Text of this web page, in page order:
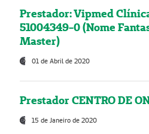
Prestador: Vipmed
51004349-0 (Nome
Master)
01 de Abril de 2020
Prestador CENTRO DE
15 de Janeiro de 2020